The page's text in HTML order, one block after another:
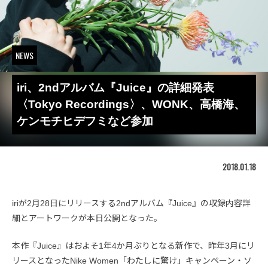
NEWS
iri、2ndアルバム『Juice』の詳細発表
〈Tokyo Recordings〉、WONK、高橋海、
ケンモチヒデフミなど参加
2018.01.18
iriが2月28日にリリースする2ndアルバム『Juice』の収録内容詳
細とアートワークが本日公開となった。
本作『Juice』はおよそ1年4か月ぶりとなる新作で、昨年3月にリ
リースとなったNike Women「わたしに驚け」キャンペーン・ソ